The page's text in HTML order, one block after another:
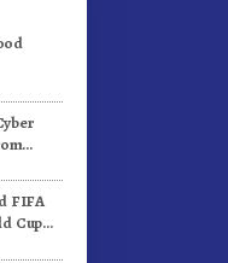
Tekankan
Dongkrak Mutu
FIFA
Cup